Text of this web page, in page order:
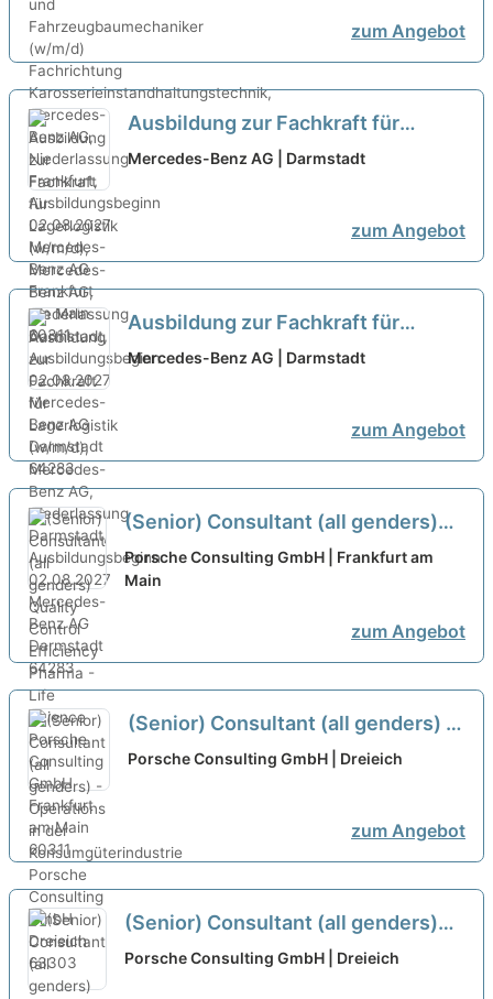
Mercedes-Benz AG, Niederlassung
02.08.2027 neu
zum Angebot
Ausbildung zur Fachkraft für
Lagerlogistik (w/m/d), Mercedes-
Darmstadt, Ausbildungsbeginn
Mercedes-Benz AG | Darmstadt
zum Angebot
Ausbildung zur Fachkraft für
Lagerlogistik (w/m/d), Mercedes-
Mercedes-Benz AG | Darmstadt
zum Angebot
(Senior) Consultant (all genders)
Quality Control Efficiency Pharma -
Life Science
Porsche Consulting GmbH | Frankfurt am
Main
zum Angebot
(Senior) Consultant (all genders) -
Operations in der
Porsche Consulting GmbH | Dreieich
zum Angebot
(Senior) Consultant (all genders)
Quality Control Efficiency Pharma -
Porsche Consulting GmbH | Dreieich